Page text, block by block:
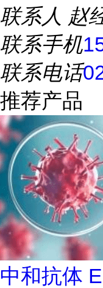
联系人 赵
联系手机
联系电话
推荐产品
中和抗体